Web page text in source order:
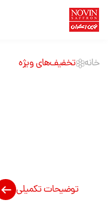
خانه تخفیف‌های ویژه
توضیحات تکمیلی